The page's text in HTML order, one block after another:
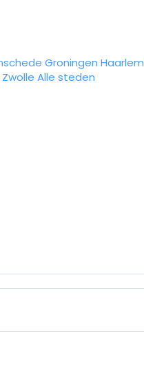
Groningen Haarlem
Zwolle Alle steden